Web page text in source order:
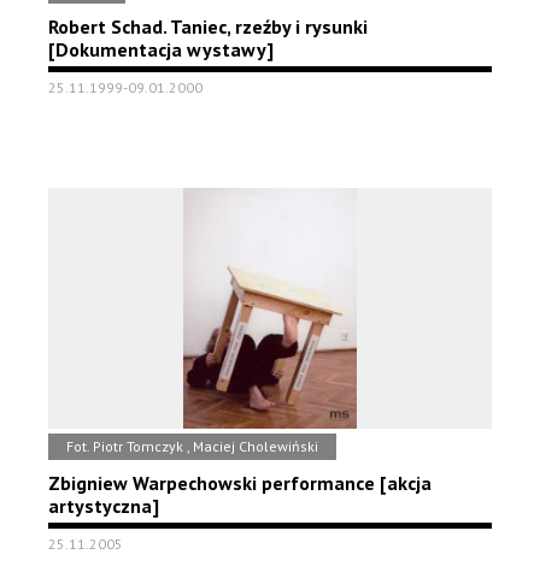
Robert Schad. Taniec, rzeźby i rysunki
[Dokumentacja wystawy]
25.11.1999-09.01.2000
Fot. Piotr Tomczyk , Maciej Cholewiński
Zbigniew Warpechowski performance [akcja
artystyczna]
25.11.2005